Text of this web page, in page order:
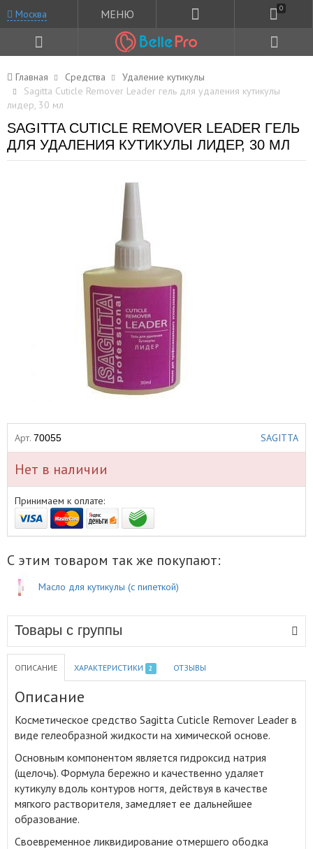
Москва МЕНЮ 0
Главная Средства
Удаление кутикулы
Sagitta Cuticle Remover Leader гель для удаления кутикулы
лидер, 30 мл
SAGITTA CUTICLE REMOVER LEADER ГЕЛЬ
ДЛЯ УДАЛЕНИЯ КУТИКУЛЫ ЛИДЕР, 30 МЛ
Арт. 70055 SAGITTA
Нет в наличии
Принимаем к оплате:
С этим товаром так же покупают:
Масло для кутикулы (с пипеткой)
Товары с группы
ОПИСАНИЕ ХАРАКТЕРИСТИКИ 2 ОТЗЫВЫ
Описание
Косметическое средство Sagitta Cuticle Remover Leader в
виде гелеобразной жидкости на химической основе.
Основным компонентом является гидроксид натрия
(щелочь). Формула бережно и качественно удаляет
кутикулу вдоль контуров ногтя, действуя в качестве
мягкого растворителя, замедляет ее дальнейшее
образование.
Своевременное ликвидирование отмершего ободка